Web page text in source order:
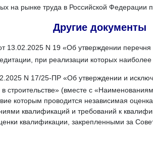
на рынке труда в Российской Федерации
Другие документы
13.02.2025 N 19 «Об утверждении
при реализации которых
N 17/25-ПР «Об утверждении и
строительстве» (вместе с
которым проводится независимая
квалификаций и требований к
квалификации, закрепленными за